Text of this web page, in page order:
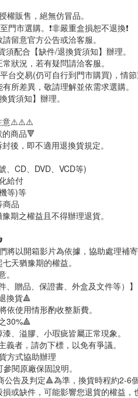
權販售，絕無仿冒品。
市選購。❗非嚴重盒損恕不退換❗
留意官方公告或洽客服。
配合【缺件/退換貨須知】辦理。
狀況，若有疑問請洽客服。
交易(仍可自行到門市購買)，情節
所差異，敬請理解並依需求選購。
貨須知】辦理。
意⚠️⚠️⚠️
商品🔻
後，即不適用退換貨規定。
、CD、DVD、VCD等)
給付
等)等
商品
期之權益且不得辦理退貨。
以開箱影片為依據，協助處理補寄
天猶豫期的權益。
贈品、保證書、外盒及文件等）】
換貨🔺
使用情形酌收整新費。
30%🔺
、溢膠、小瑕疵皆屬正常現象。
者，請勿下標，以免有爭議。
方式協助辦理
閱原廠保固說明。
告及判定🔺為準，換貨時程約2-6個
缺件，可能影響您退貨的權益，